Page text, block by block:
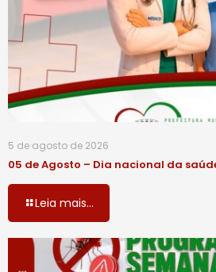
5 de agosto de 2026
05 de Agosto – Dia nacional da
Leia mais...